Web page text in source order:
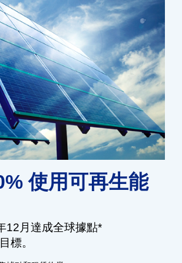
使用可再生能
12月達成全球據點*
標。